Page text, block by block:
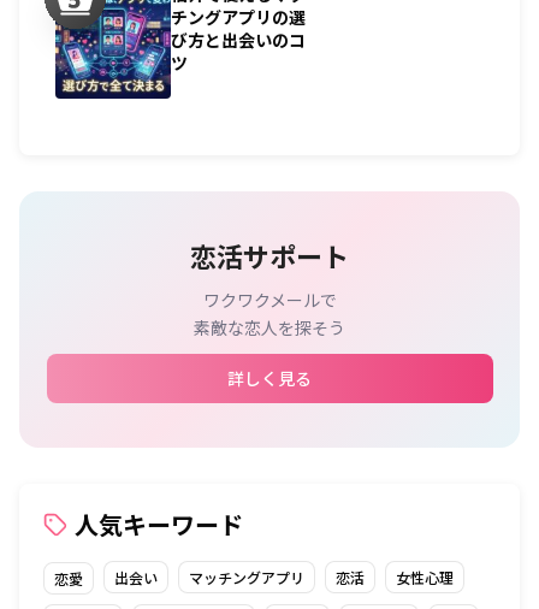
チングアプリの選
び方と出会いのコ
ツ
恋活サポート
ワクワクメールで
素敵な恋人を探そう
詳しく見る
人気キーワード
恋愛 出会い マッチングアプリ 恋活 女性心理